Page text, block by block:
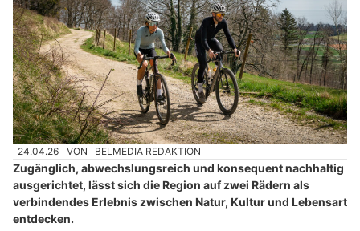
24.04.26 VON BELMEDIA REDAKTION
Zugänglich, abwechslungsreich und konsequent nachhaltig
ausgerichtet, lässt sich die Region auf zwei Rädern als
verbindendes Erlebnis zwischen Natur, Kultur und Lebensart
entdecken.